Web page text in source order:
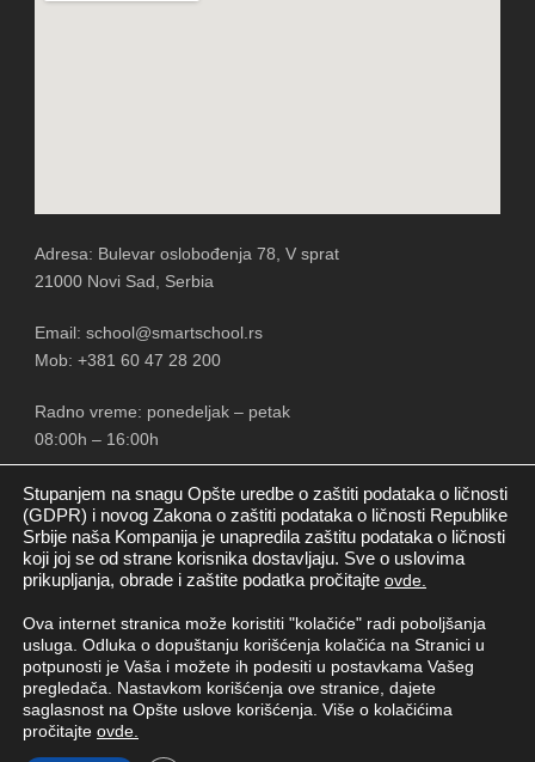
Adresa: Bulevar oslobođenja 78, V sprat
21000 Novi Sad, Serbia
Email: school@smartschool.rs
Mob: +381 60 47 28 200
Radno vreme: ponedeljak – petak
08:00h – 16:00h
PRATITE NAS
Copyright © Smart School New doo
Stupanjem na snagu Opšte uredbe o zaštiti podataka o ličnosti
(GDPR) i novog Zakona o zaštiti podataka o ličnosti Republike
Srbije naša Kompanija je unapredila zaštitu podataka o ličnosti
koji joj se od strane korisnika dostavljaju. Sve o uslovima
prikupljanja, obrade i zaštite podatka pročitajte ovde.
Ova internet stranica može koristiti "kolačiće" radi poboljšanja
usluga. Odluka o dopuštanju korišćenja kolačića na Stranici u
potpunosti je Vaša i možete ih podesiti u postavkama Vašeg
pregledača. Nastavkom korišćenja ove stranice, dajete
saglasnost na Opšte uslove korišćenja. Više o kolačićima
pročitajte ovde.